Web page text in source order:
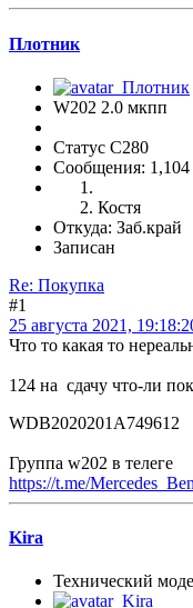
Плотник
W202 2.0 мкпп
Статус C280
Сообщения: 1,104
Костя
Откуда: Заб.край
Записан
Re: Покупка
#1
25 августа 2021,
Что то какая то
124 на сдачу что-ли
WDB2020201A749612
Группа w202 в телеге
https://t.me/
Kira
Технический